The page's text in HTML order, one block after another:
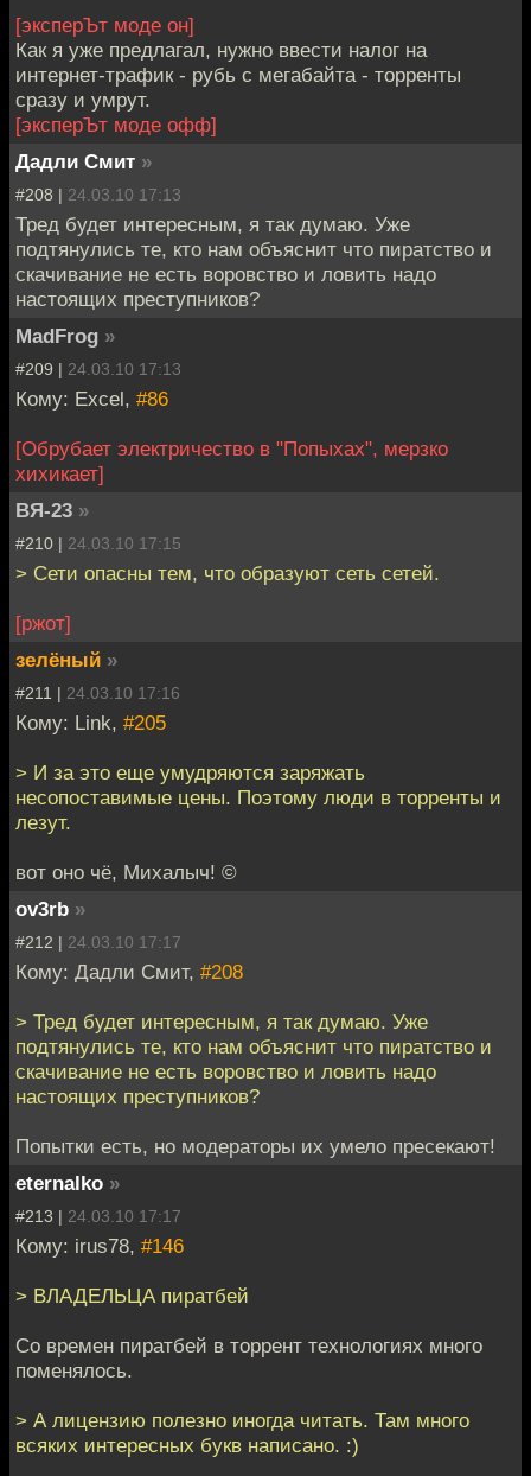
[эксперЪт моде он]
Как я уже предлагал, нужно ввести налог на
интернет-трафик - рубь с мегабайта - торренты
сразу и умрут.
[эксперЪт моде офф]
Дадли Смит »
#208 | 24.03.10 17:13
Тред будет интересным, я так думаю. Уже
подтянулись те, кто нам объяснит что пиратство и
скачивание не есть воровство и ловить надо
настоящих преступников?
MadFrog »
#209 | 24.03.10 17:13
Кому: Excel, #86
[Обрубает электричество в "Попыхах", мерзко
хихикает]
ВЯ-23 »
#210 | 24.03.10 17:15
> Сети опасны тем, что образуют сеть сетей.
[ржот]
зелёный »
#211 | 24.03.10 17:16
Кому: Link, #205
> И за это еще умудряются заряжать
несопоставимые цены. Поэтому люди в торренты и
лезут.
вот оно чё, Михалыч! ©
ov3rb »
#212 | 24.03.10 17:17
Кому: Дадли Смит, #208
> Тред будет интересным, я так думаю. Уже
подтянулись те, кто нам объяснит что пиратство и
скачивание не есть воровство и ловить надо
настоящих преступников?
Попытки есть, но модераторы их умело пресекают!
eternalko »
#213 | 24.03.10 17:17
Кому: irus78, #146
> ВЛАДЕЛЬЦА пиратбей
Со времен пиратбей в торрент технологиях много
поменялось.
> А лицензию полезно иногда читать. Там много
всяких интересных букв написано. :)